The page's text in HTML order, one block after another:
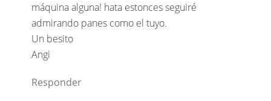
máquina alguna! hata estonces seguiré
admirando panes como el tuyo.
Un besito
Angi
Responder